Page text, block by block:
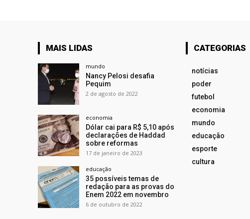
MAIS LIDAS
mundo
Nancy Pelosi desafia
Pequim
2 de agosto de 2022
economia
Dólar cai para R$ 5,10 após
declarações de Haddad
sobre reformas
17 de janeiro de 2023
educação
35 possíveis temas de
redação para as provas do
Enem 2022 em novembro
6 de outubro de 2022
CATEGORIAS
notícias
poder
futebol
economia
mundo
educação
esporte
cultura